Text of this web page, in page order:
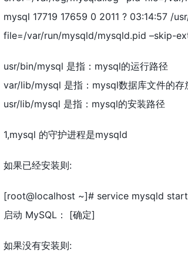
mysql 17719 17659 0 2011 ? 03:14:57 /
file=/var/run/mysqld/mysqld.pid –skip-
usr/bin/mysql 是指：mysql的运行路径
var/lib/mysql 是指：mysql数据库文件的存
usr/lib/mysql 是指：mysql的安装路径
1,mysql 的守护进程是mysqld
如果已经安装则:
[root@localhost ~]# service mysqld start
启动 MySQL： [确定]
如果没有安装则: